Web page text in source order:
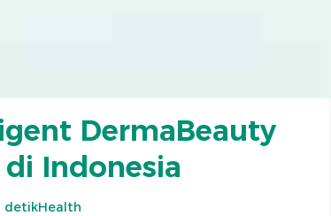
DermaBeauty
Indonesia
detikHealth